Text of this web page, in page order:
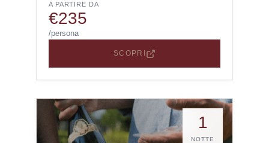
A PARTIRE DA
€235
/persona
SCOPRI
1
NOTTE